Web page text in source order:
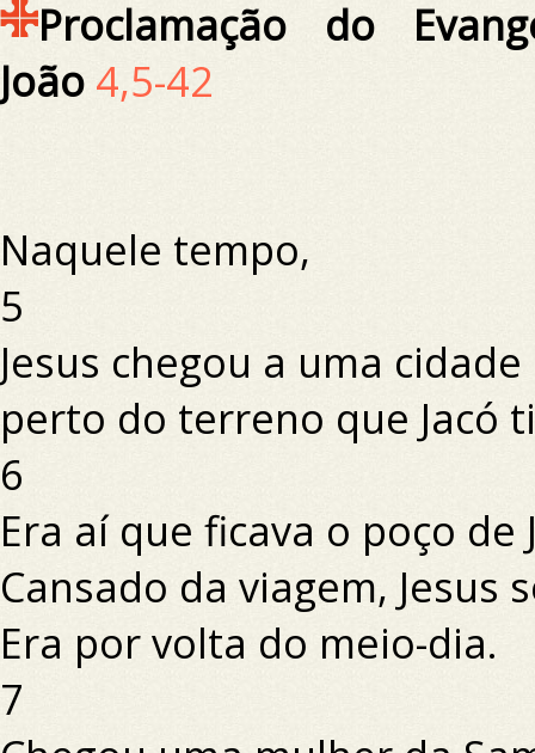
Proclamação do
João 4,5-42
Naquele tempo,
5
Jesus chegou a uma
perto do terreno que Jacó
6
Era aí que ficava o poço de
Cansado da viagem,
Era por volta do meio-dia.
7